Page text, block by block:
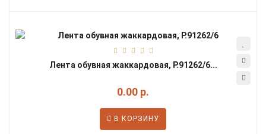
Лента обувная жаккардовая, Р.91262/6...
0.00 р.
В КОРЗИНУ